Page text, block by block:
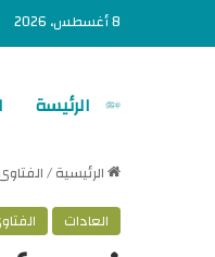
8 أغسطس، 2026
الرئيسة
الرئيسية/الفتاوى
العادات